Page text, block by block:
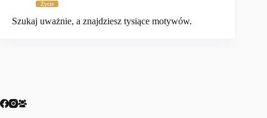
Życie
Szukaj uważnie, a znajdziesz tysiące motywów.